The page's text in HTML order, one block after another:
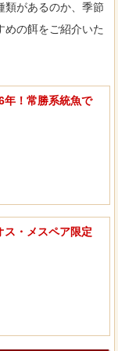
類があるのか、季節
めの餌をご紹介いた
年！常勝系統魚で
ス・メスペア限定